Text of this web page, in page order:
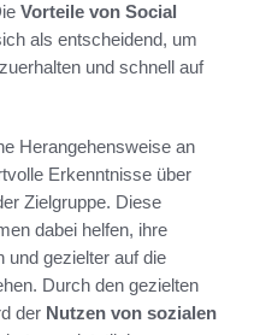
Vorteile von Social
als entscheidend, um
und schnell auf
Herangehensweise an
Erkenntnisse über
Zielgruppe. Diese
dabei helfen, ihre
und gezielter auf die
Durch den gezielten
der Nutzen von sozialen